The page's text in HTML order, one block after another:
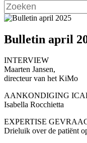
Bulletin april
INTERVIEW
Maarten Jansen,
directeur van het KiMo
AANKONDIGING
Isabella Rocchietta
EXPERTISE
Drieluik over de patiënt